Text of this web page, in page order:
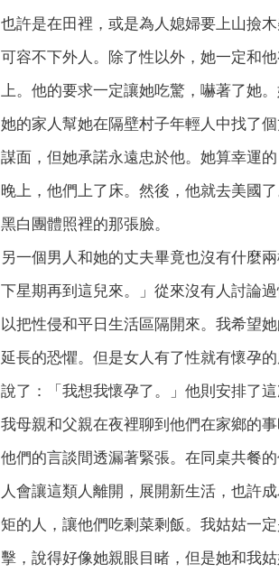
也許是在田裡，或是為人媳婦要上山撿
可容不下外人。除了性以外，她一定和
上。他的要求一定讓她吃驚，嚇著了她
她的家人幫她在隔壁村子年輕人中找了
謀面，但她承諾永遠忠於他。她算幸運
晚上，他們上了床。然後，他就去美國
黑白團體照裡的那張臉。
另一個男人和她的丈夫畢竟也沒有什麼
下星期再到這兒來。」從來沒有人討論
以把性侵和平日生活區隔開來。我希望
延長的恐懼。但是女人有了性就有懷孕
說了：「我想我懷孕了。」他則安排了這
我母親和父親在夜裡聊到他們在家鄉的
他們的言談間透漏著緊張。在同桌共餐
人會讓這類人離開，展開新生活，也許
矩的人，讓他們吃剩菜剩飯。我姑姑一
擊，說得好像她親眼目睹，但是她和我